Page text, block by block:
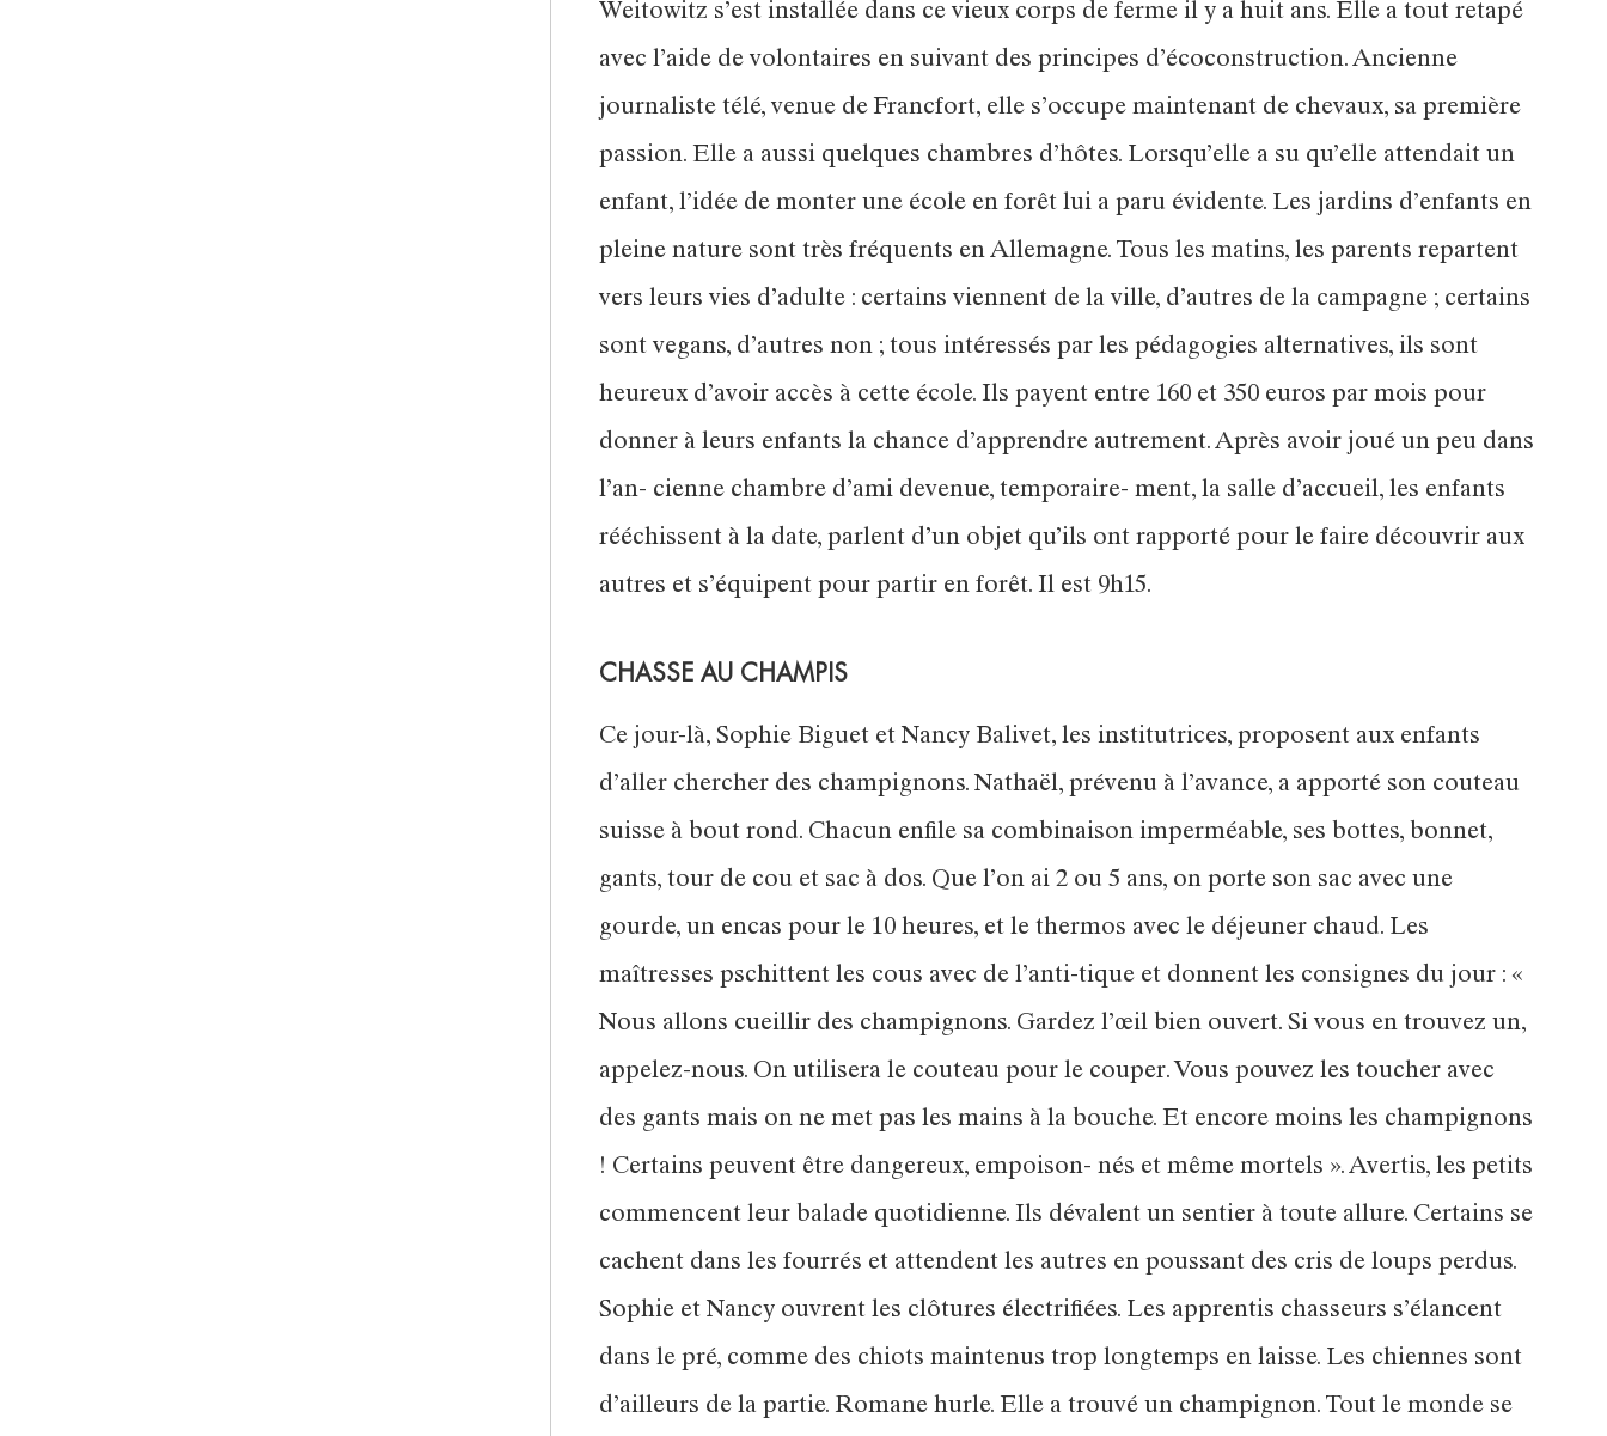
Weitowitz s’est installée dans ce vieux corps de ferme il y a huit ans. Elle a tout retapé
avec l’aide de volontaires en suivant des principes d’écoconstruction. Ancienne
journaliste télé, venue de Francfort, elle s’occupe maintenant de chevaux, sa première
passion. Elle a aussi quelques chambres d’hôtes. Lorsqu’elle a su qu’elle attendait un
enfant, l’idée de monter une école en forêt lui a paru évidente. Les jardins d’enfants en
pleine nature sont très fréquents en Allemagne. Tous les matins, les parents repartent
vers leurs vies d’adulte : certains viennent de la ville, d’autres de la campagne ; certains
sont vegans, d’autres non ; tous intéressés par les pédagogies alternatives, ils sont
heureux d’avoir accès à cette école. Ils payent entre 160 et 350 euros par mois pour
donner à leurs enfants la chance d’apprendre autrement. Après avoir joué un peu dans
l’an- cienne chambre d’ami devenue, temporaire- ment, la salle d’accueil, les enfants
rééchissent à la date, parlent d’un objet qu’ils ont rapporté pour le faire découvrir aux
autres et s’équipent pour partir en forêt. Il est 9h15.
CHASSE AU CHAMPIS
Ce jour-là, Sophie Biguet et Nancy Balivet, les institutrices, proposent aux enfants
d’aller chercher des champignons. Nathaël, prévenu à l’avance, a apporté son couteau
suisse à bout rond. Chacun enfile sa combinaison imperméable, ses bottes, bonnet,
gants, tour de cou et sac à dos. Que l’on ai 2 ou 5 ans, on porte son sac avec une
gourde, un encas pour le 10 heures, et le thermos avec le déjeuner chaud. Les
maîtresses pschittent les cous avec de l’anti-tique et donnent les consignes du jour : «
Nous allons cueillir des champignons. Gardez l’œil bien ouvert. Si vous en trouvez un,
appelez-nous. On utilisera le couteau pour le couper. Vous pouvez les toucher avec
des gants mais on ne met pas les mains à la bouche. Et encore moins les champignons
! Certains peuvent être dangereux, empoison- nés et même mortels ». Avertis, les petits
commencent leur balade quotidienne. Ils dévalent un sentier à toute allure. Certains se
cachent dans les fourrés et attendent les autres en poussant des cris de loups perdus.
Sophie et Nancy ouvrent les clôtures électrifiées. Les apprentis chasseurs s’élancent
dans le pré, comme des chiots maintenus trop longtemps en laisse. Les chiennes sont
d’ailleurs de la partie. Romane hurle. Elle a trouvé un champignon. Tout le monde se